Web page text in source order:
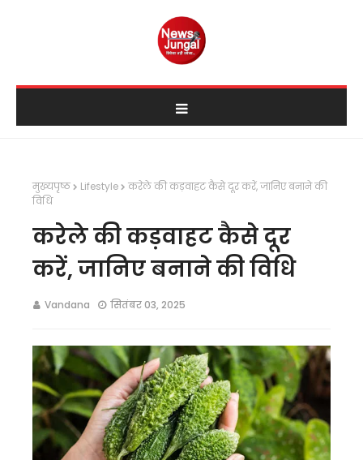
मुख्यपृष्ठ Lifestyle
करेले की कड़वाहट कैसे दूर करें, जानिए बनाने की
विधि
करेले की कड़वाहट कैसे दूर
करें, जानिए बनाने की विधि
Vandana सितंबर 03, 2025